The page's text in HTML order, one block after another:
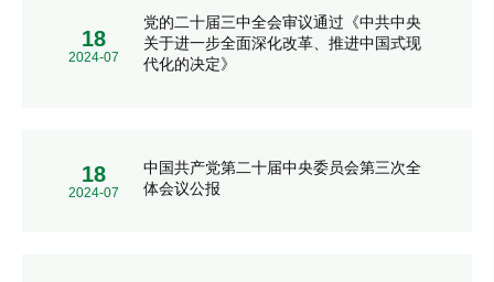
18
2024-07
党的二十届三中全会审议通过《中共中央
关于进一步全面深化改革、推进中国式现
代化的决定》
18
2024-07
中国共产党第二十届中央委员会第三次全
体会议公报